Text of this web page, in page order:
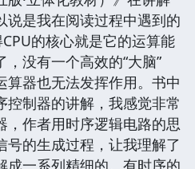
说是我在阅读过程中遇到的
的核心就是它的运算能
没有一个高效的“大脑”
算器也无法发挥作用。书中
控制器的讲解，我感觉非常
，作者用时序逻辑电路的思
号的生成过程，让我理解了
成一系列精细的、有时序的